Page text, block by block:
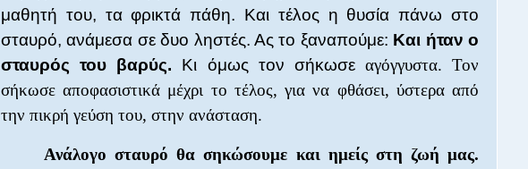
μαθητή του, τα φρικτά πάθη. Και τέλος η θυσία πάνω στο
σταυρό, ανάμεσα σε δυο ληστές. Ας το ξαναπούμε: Και ήταν ο
σταυρός του βαρύς. Κι όμως τον σήκωσε αγόγγυστα. Τον
σήκωσε αποφασιστικά μέχρι το τέλος, για να φθάσει, ύστερα από
την πικρή γεύση του, στην ανάσταση.
Ανάλογο σταυρό θα σηκώσουμε και ημείς στη ζωή μας.